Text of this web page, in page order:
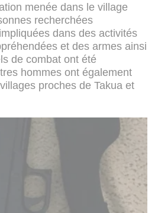
menée dans le village
recherchées
dans des activités
et des armes ainsi
de combat ont été
hommes ont également
proches de Takua et